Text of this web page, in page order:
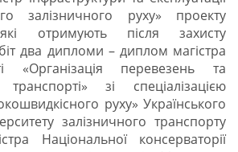
залізничного руху» проекту
отримують після захисту
два дипломи – диплом магістра
«Організація перевезень та
зі спеціалізацією
руху» Українського
залізничного транспорту
Національної консерваторії